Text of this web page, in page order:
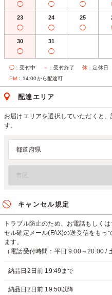
◯ ◯ ◯
23
◯
24
◯
25
◯
30
◯
31
◯
◯ ：受付中 － ：受付終了 休 ：定休日
PM ：14:00から配達可
配達エリア
お届けエリアを選択していただくと
す。
キャンセル規定
トラブル防止のため、お電話もしく
セル確定メール(FAX)の送受信をもっ
ます。
（電話受付時間：平日 9:00～20:00 /
納品日2日前 19:49まで
納品日2日前 19:50以降